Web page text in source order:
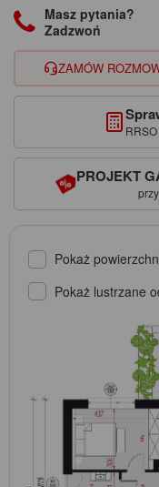
Masz pytania?
Zadzwoń
ZAMÓW
PROJEKT
Pokaż
Pokaż lustrzane